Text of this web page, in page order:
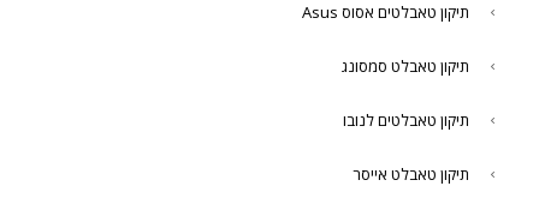
תיקון טאבלטים אסוס Asus
תיקון טאבלט סמסונג
תיקון טאבלטים לנובו
תיקון טאבלט אייסר